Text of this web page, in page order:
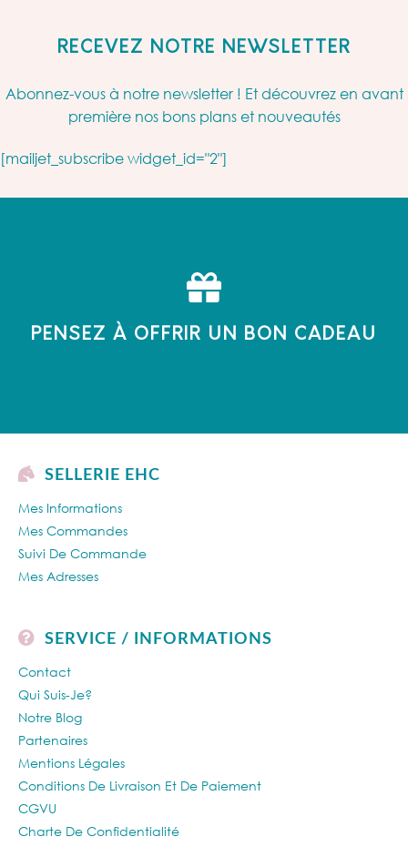
RECEVEZ NOTRE NEWSLETTER
Abonnez-vous à notre newsletter ! Et découvrez en avant
première nos bons plans et nouveautés
[mailjet_subscribe widget_id="2"]
PENSEZ À OFFRIR UN BON CADEAU
SELLERIE EHC
Mes Informations
Mes Commandes
Suivi De Commande
Mes Adresses
SERVICE / INFORMATIONS
Contact
Qui Suis-Je?
Notre Blog
Partenaires
Mentions Légales
Conditions De Livraison Et De Paiement
CGVU
Charte De Confidentialité